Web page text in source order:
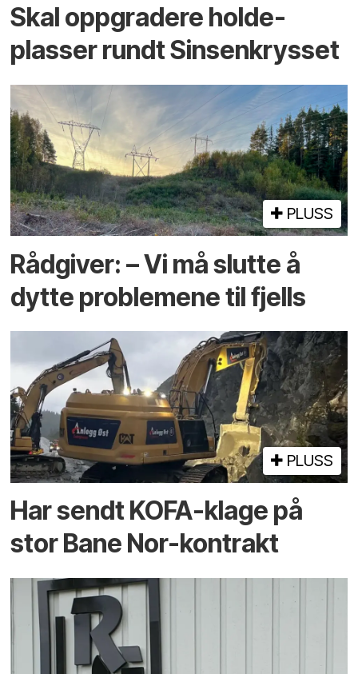
Skal oppgradere holde­
plasser rundt Sinsenkrysset
PLUSS
Rådgiver: – Vi må slutte å
dytte problemene til fjells
PLUSS
Har sendt KOFA-klage på
stor Bane Nor-kontrakt